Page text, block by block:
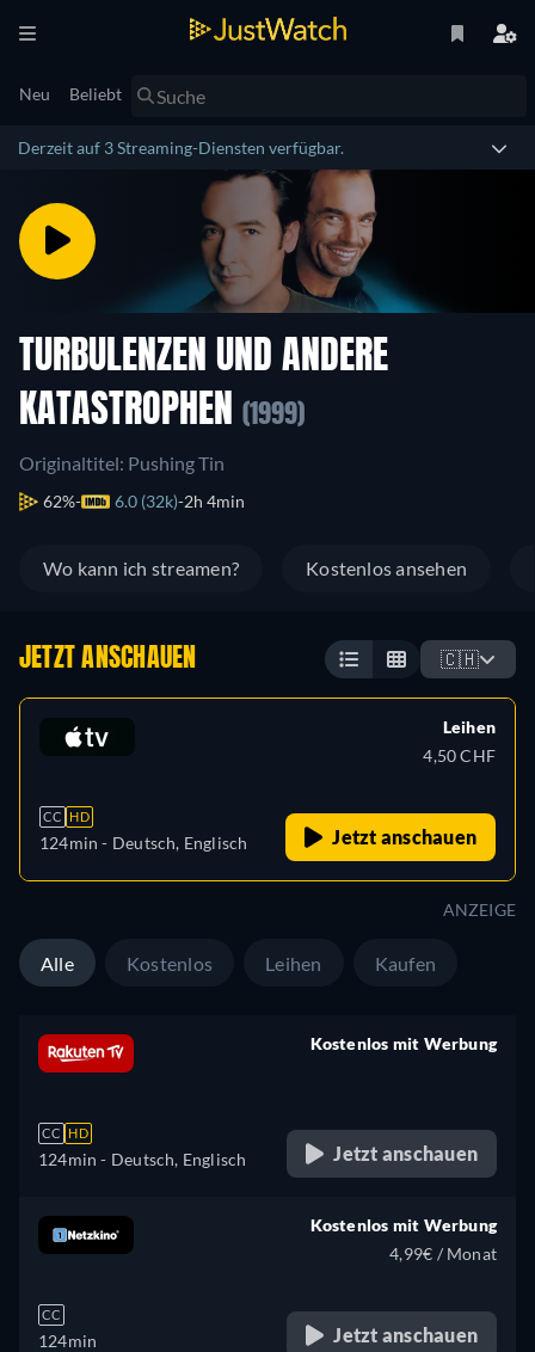
Neu Beliebt
Derzeit auf 3 Streaming-Diensten verfügbar.
TURBULENZEN UND ANDERE
KATASTROPHEN
(1999)
Originaltitel: Pushing Tin
62% 6.0 (32k) 2h 4min
Wo kann ich streamen? Kostenlos ansehen
JETZT ANSCHAUEN 🇨🇭
CC HD
124min - Deutsch, Englisch
Leihen
4,50 CHF
Jetzt anschauen
ANZEIGE
Alle Kostenlos Leihen Kaufen
CC HD
124min - Deutsch, Englisch
Kostenlos mit Werbung
Jetzt anschauen
CC
124min
Kostenlos mit Werbung
4,99€ / Monat
Jetzt anschauen